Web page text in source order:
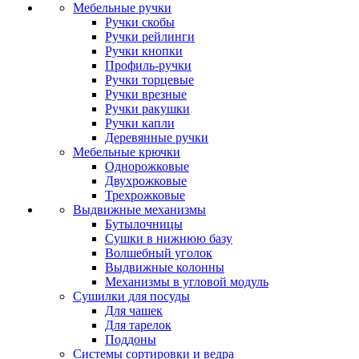
Мебельные ручки
Ручки скобы
Ручки рейлинги
Ручки кнопки
Профиль-ручки
Ручки торцевые
Ручки врезные
Ручки ракушки
Ручки капли
Деревянные ручки
Мебельные крючки
Однорожковые
Двухрожковые
Трехрожковые
Выдвижные механизмы
Бутылочницы
Сушки в нижнюю базу
Волшебный уголок
Выдвижные колонны
Механизмы в угловой модуль
Сушилки для посуды
Для чашек
Для тарелок
Поддоны
Системы сортировки и ведра